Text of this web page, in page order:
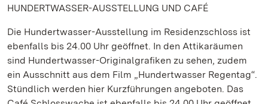
HUNDERTWASSER-AUSSTELLUNG UND CAFÉ
Die Hundertwasser-Ausstellung im Residenzschloss ist
ebenfalls bis 24.00 Uhr geöffnet. In den Attikaräumen
sind Hundertwasser-Originalgrafiken zu sehen, zudem
ein Ausschnitt aus dem Film „Hundertwasser Regentag“.
Stündlich werden hier Kurzführungen angeboten. Das